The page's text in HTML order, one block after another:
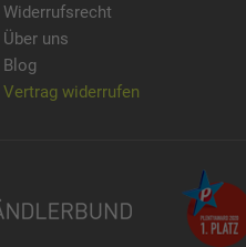
Widerrufsrecht
Über uns
Blog
Vertrag widerrufen